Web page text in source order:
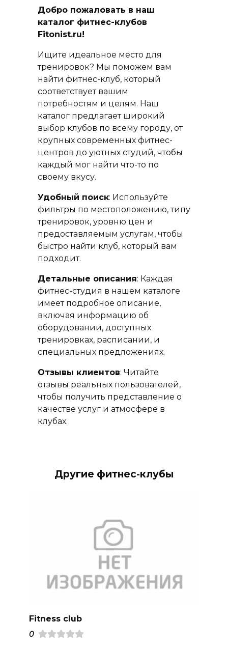
Добро пожаловать в наш
каталог фитнес-клубов
Fitonist.ru!
Ищите идеальное место для
тренировок? Мы поможем вам
найти фитнес-клуб, который
соответствует вашим
потребностям и целям. Наш
каталог предлагает широкий
выбор клубов по всему городу, от
крупных современных фитнес-
центров до уютных студий, чтобы
каждый мог найти что-то по
своему вкусу.
Удобный поиск: Используйте
фильтры по местоположению, типу
тренировок, уровню цен и
предоставляемым услугам, чтобы
быстро найти клуб, который вам
подходит.
Детальные описания: Каждая
фитнес-студия в нашем каталоге
имеет подробное описание,
включая информацию об
оборудовании, доступных
тренировках, расписании, и
специальных предложениях.
Отзывы клиентов: Читайте
отзывы реальных пользователей,
чтобы получить представление о
качестве услуг и атмосфере в
клубах.
Другие фитнес-клубы
Fitness club
0